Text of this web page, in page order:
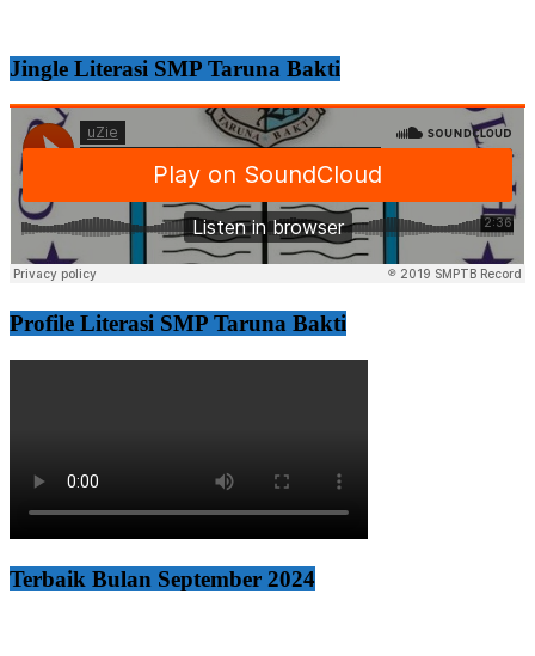
Jingle Literasi SMP Taruna Bakti
Profile Literasi SMP Taruna Bakti
Terbaik Bulan September 2024